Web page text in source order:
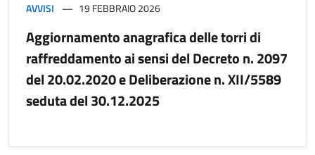
AVVISI 19 FEBBRAIO 2026
Aggiornamento anagrafica delle torri di
raffreddamento ai sensi del Decreto n. 2097
del 20.02.2020 e Deliberazione n. XII/5589
seduta del 30.12.2025